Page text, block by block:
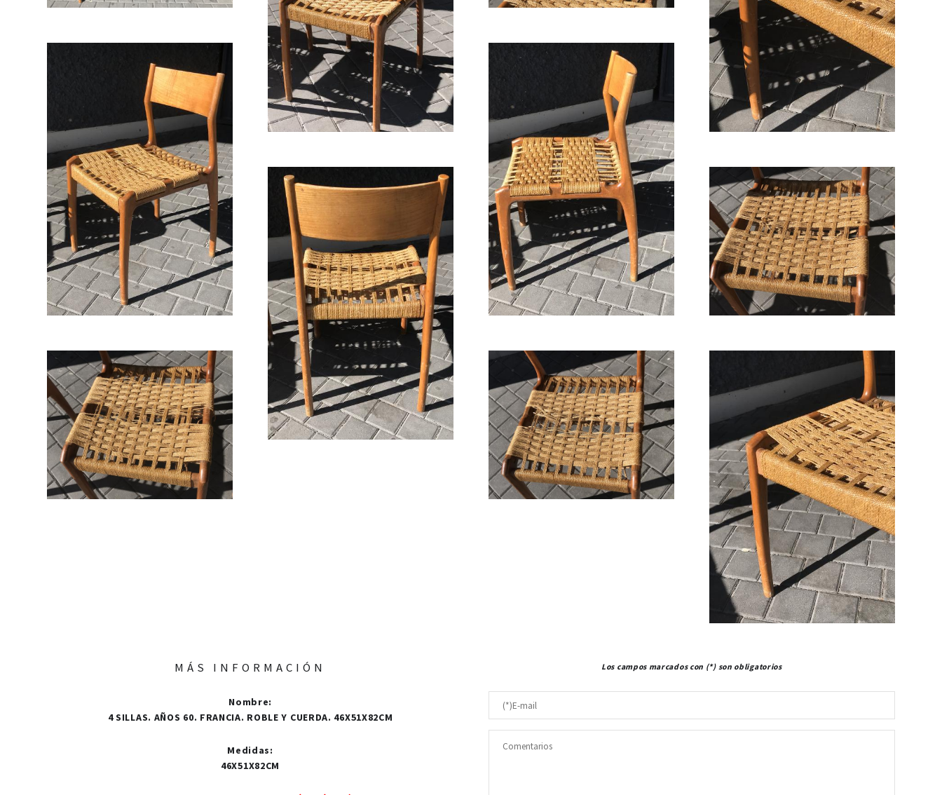
MÁS INFORMACIÓN
Nombre:
4 SILLAS. AÑOS 60. FRANCIA. ROBLE Y CUERDA. 46X51X82CM
Medidas:
46X51X82CM
Los campos marcados con (*) son obligatorios